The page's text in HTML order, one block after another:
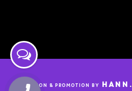
CREATION & PROMOTION BY HANN.